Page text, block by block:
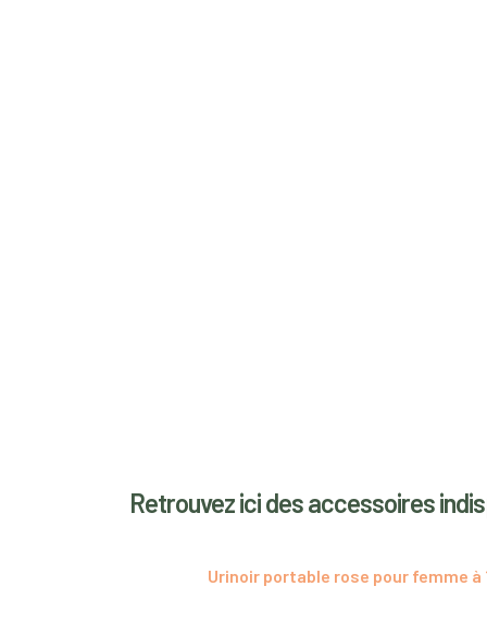
Retrouvez ici des accessoires
Urinoir portable rose pour femme à